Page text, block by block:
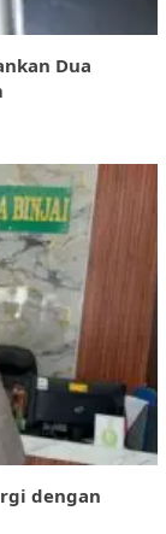
Dua
dengan